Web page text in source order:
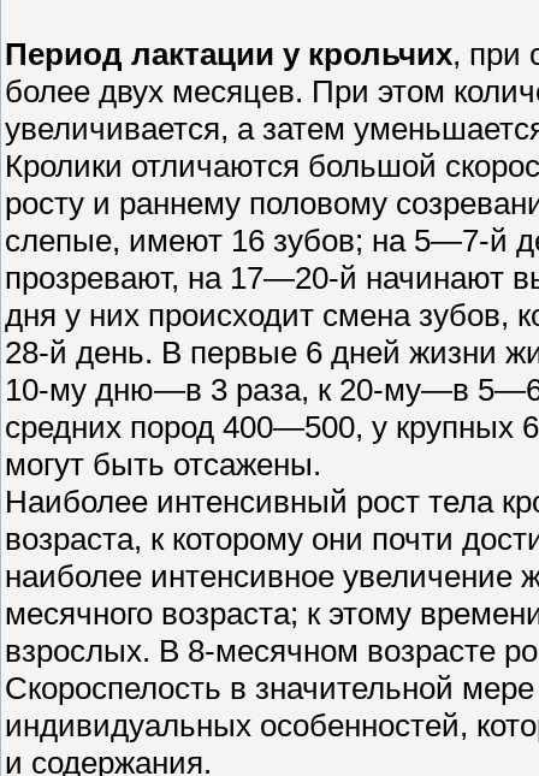
Период лактации у крольчих, при
более двух месяцев. При этом
увеличивается, а затем
Кролики отличаются большой
росту и раннему половому
слепые, имеют 16 зубов; на 5—7-й
прозревают, на 17—20-й начинают
дня у них происходит смена
28-й день. В первые 6 дней жизни
10-му дню—в 3 раза, к 20-му—в
средних пород 400—500, у крупных
могут быть отсажены.
Наиболее интенсивный рост тела
возраста, к которому они почти
наиболее интенсивное
месячного возраста; к этому
взрослых. В 8-месячном возрасте
Скороспелость в значительной
индивидуальных особенностей,
и содержания.